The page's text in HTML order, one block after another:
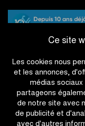
Ce site
Les cookies nous
et les annonces,
médias
partageons
de notre site avec
de publicité et
avec d'autres
#IFF26